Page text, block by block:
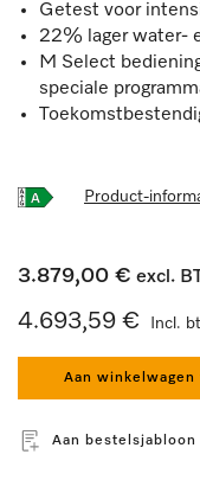
Getest voor
22% lager water-
M Select
speciale
Product-
3.879,00 € excl.
4.693,59 € Incl.
Aan winkelwagen
Aan bestelsjabloon